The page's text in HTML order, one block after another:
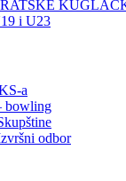
i U23
a
bowling
odbor